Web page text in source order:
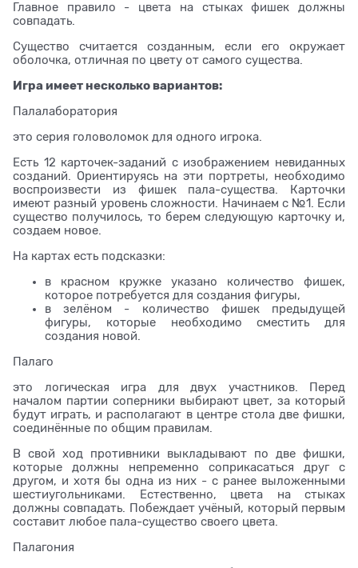
Главное правило - цвета на стыках фишек должны
совпадать.
Существо считается созданным, если его окружает
оболочка, отличная по цвету от самого существа.
Игра имеет несколько вариантов:
Палалаборатория
это серия головоломок для одного игрока.
Есть 12 карточек-заданий с изображением невиданных
созданий. Ориентируясь на эти портреты, необходимо
воспроизвести из фишек пала-существа. Карточки
имеют разный уровень сложности. Начинаем с №1. Если
существо получилось, то берем следующую карточку и,
создаем новое.
На картах есть подсказки:
в красном кружке указано количество фишек,
которое потребуется для создания фигуры,
в зелёном - количество фишек предыдущей
фигуры, которые необходимо сместить для
создания новой.
Палаго
это логическая игра для двух участников. Перед
началом партии соперники выбирают цвет, за который
будут играть, и располагают в центре стола две фишки,
соединённые по общим правилам.
В свой ход противники выкладывают по две фишки,
которые должны непременно соприкасаться друг с
другом, и хотя бы одна из них - с ранее выложенными
шестиугольниками. Естественно, цвета на стыках
должны совпадать. Побеждает учёный, который первым
составит любое пала-существо своего цвета.
Палагония